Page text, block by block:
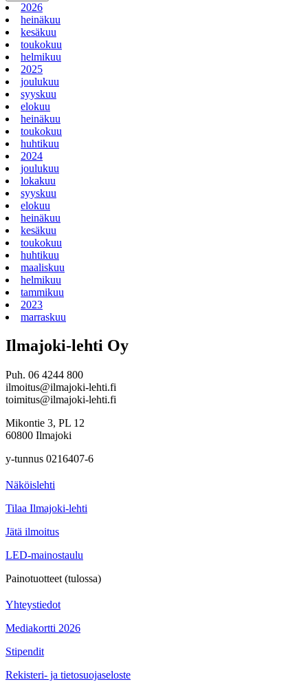
2026
heinäkuu
kesäkuu
toukokuu
helmikuu
2025
joulukuu
syyskuu
elokuu
heinäkuu
toukokuu
huhtikuu
2024
joulukuu
lokakuu
syyskuu
elokuu
heinäkuu
kesäkuu
toukokuu
huhtikuu
maaliskuu
helmikuu
tammikuu
2023
marraskuu
Ilmajoki-lehti Oy
Puh. 06 4244 800
ilmoitus@ilmajoki-lehti.fi
toimitus@ilmajoki-lehti.fi
Mikontie 3, PL 12
60800 Ilmajoki
y-tunnus 0216407-6
Näköislehti
Tilaa Ilmajoki-lehti
Jätä ilmoitus
LED-mainostaulu
Painotuotteet (tulossa)
Yhteystiedot
Mediakortti 2026
Stipendit
Rekisteri- ja tietosuojaseloste